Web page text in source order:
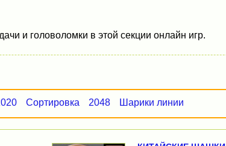
и головоломки в этой секции онлайн игр.
Сортировка 2048 Шарики линии